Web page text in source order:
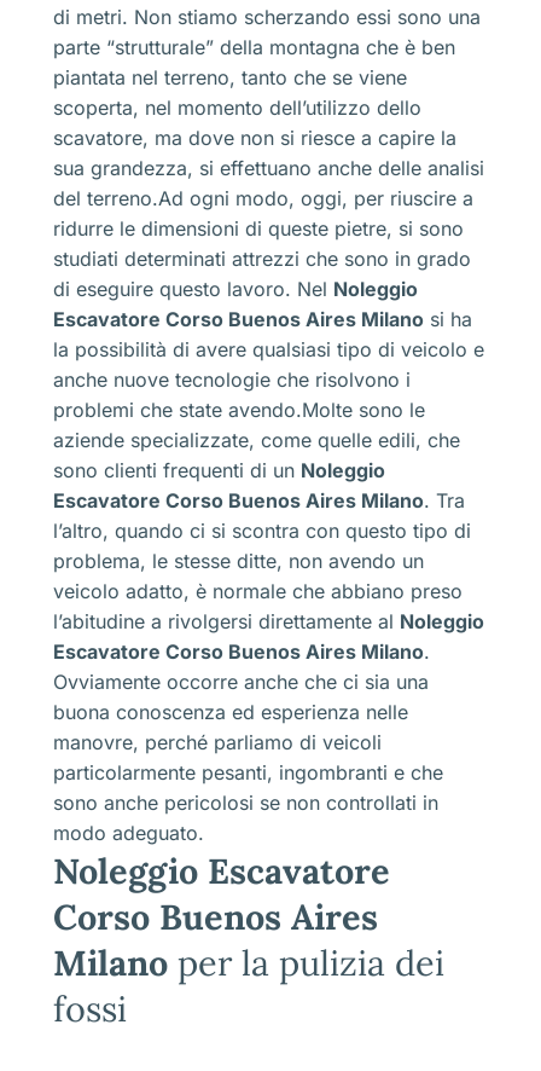
di metri. Non stiamo scherzando essi sono una
parte “strutturale” della montagna che è ben
piantata nel terreno, tanto che se viene
scoperta, nel momento dell’utilizzo dello
scavatore, ma dove non si riesce a capire la
sua grandezza, si effettuano anche delle analisi
del terreno.Ad ogni modo, oggi, per riuscire a
ridurre le dimensioni di queste pietre, si sono
studiati determinati attrezzi che sono in grado
di eseguire questo lavoro. Nel Noleggio
Escavatore Corso Buenos Aires Milano si ha
la possibilità di avere qualsiasi tipo di veicolo e
anche nuove tecnologie che risolvono i
problemi che state avendo.Molte sono le
aziende specializzate, come quelle edili, che
sono clienti frequenti di un Noleggio
Escavatore Corso Buenos Aires Milano. Tra
l’altro, quando ci si scontra con questo tipo di
problema, le stesse ditte, non avendo un
veicolo adatto, è normale che abbiano preso
l’abitudine a rivolgersi direttamente al Noleggio
Escavatore Corso Buenos Aires Milano.
Ovviamente occorre anche che ci sia una
buona conoscenza ed esperienza nelle
manovre, perché parliamo di veicoli
particolarmente pesanti, ingombranti e che
sono anche pericolosi se non controllati in
modo adeguato.
Noleggio Escavatore
Corso Buenos Aires
Milano per la pulizia dei
fossi